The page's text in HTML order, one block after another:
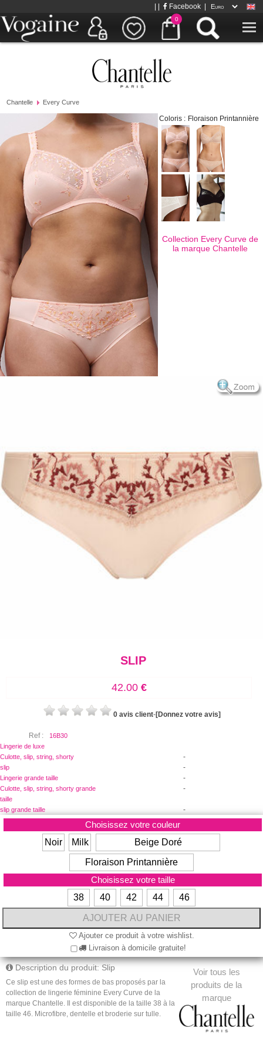
0
Facebook
Chantelle Every Curve
Coloris : Floraison Printannière
Collection Every Curve de
la marqueChantelle
SLIP
42.00€
0 avis client-[Donnez votre avis]
Ref :
16B30
Lingerie de luxe
-
Culotte, slip, string, shorty
-
slip
-
Lingerie grande taille
-
Culotte, slip, string, shorty grande
taille
-
slip grande taille
Choisissez votre couleur
Noir
Milk
Beige Doré
Floraison Printannière
Choisissez votre taille
38
40 42 44 46
Ajouter ce produit à votre wishlist.
Livraison à domicile gratuite!
Voir tous les
produits de la
marque
Description du produit: Slip
Ce slip est une des formes de bas proposés par la
collection de lingerie féminine Every Curve de la
marque Chantelle. Il est disponible de la taille 38 à la
taille 46. Microfibre, dentelle et broderie sur tulle.